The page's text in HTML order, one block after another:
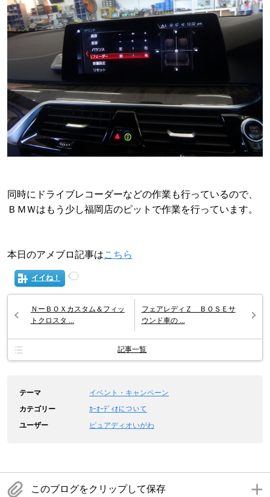
同時にドライブレコーダーなどの作業も行っているので、
ＢＭＷはもう少し福岡店のピットで作業を行っています。
本日のアメブロ記事はこちら
イイね！
ＮーＢＯＸカスタム＆フィッ
トクロスタ ...
フェアレディＺ ＢＯＳＥサ
ウンド車の ...
記事一覧
テーマ
イベント・キャンペーン
カテゴリー
ｶｰｵｰﾃﾞｨｵについて
ユーザー
ピュアディオいがわ
このブログをクリップして保存